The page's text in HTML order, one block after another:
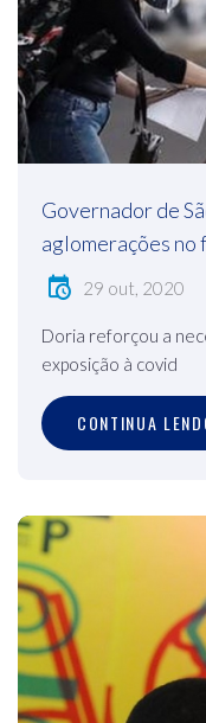
Governador de
aglomerações no
29 out, 2020
Doria reforçou a
exposição à covid
CONTINUA